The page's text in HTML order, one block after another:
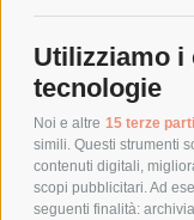
Utilizziamo i
tecnologie
Noi e altre 15 terze parti
simili. Questi strumenti
contenuti digitali,
scopi pubblicitari. Ad
seguenti finalità: